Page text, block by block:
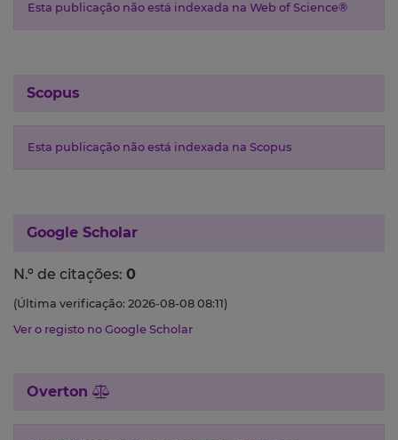
Esta publicação não está indexada na Web of Science®
Scopus
Esta publicação não está indexada na Scopus
Google Scholar
N.º de citações: 0
(Última verificação: 2026-08-08 08:11)
Ver o registo no Google Scholar
Overton